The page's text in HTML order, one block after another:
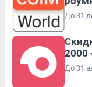
До 31
2000
До 31